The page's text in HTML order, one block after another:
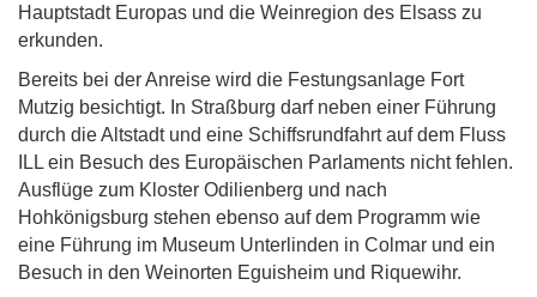
Hauptstadt Europas und die Weinregion des Elsass zu
erkunden.
Bereits bei der Anreise wird die Festungsanlage Fort
Mutzig besichtigt. In Straßburg darf neben einer Führung
durch die Altstadt und eine Schiffsrundfahrt auf dem Fluss
ILL ein Besuch des Europäischen Parlaments nicht fehlen.
Ausflüge zum Kloster Odilienberg und nach
Hohkönigsburg stehen ebenso auf dem Programm wie
eine Führung im Museum Unterlinden in Colmar und ein
Besuch in den Weinorten Eguisheim und Riquewihr.